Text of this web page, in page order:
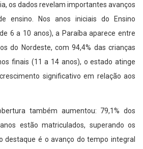
os dados revelam importantes avanços
ensino. Nos anos iniciais do Ensino
6 a 10 anos), a Paraíba aparece entre
do Nordeste, com 94,4% das crianças
finais (11 a 14 anos), o estado atinge
significativo em relação aos
também aumentou: 79,1% dos
estão matriculados, superando os
destaque é o avanço do tempo integral